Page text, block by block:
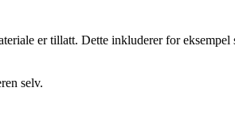
er tillatt. Dette inkluderer for
selv.